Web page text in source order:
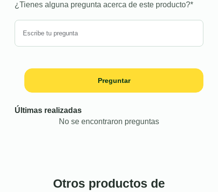
¿Tienes alguna pregunta acerca de este producto?*
Preguntar
Últimas realizadas
No se encontraron preguntas
Otros productos de